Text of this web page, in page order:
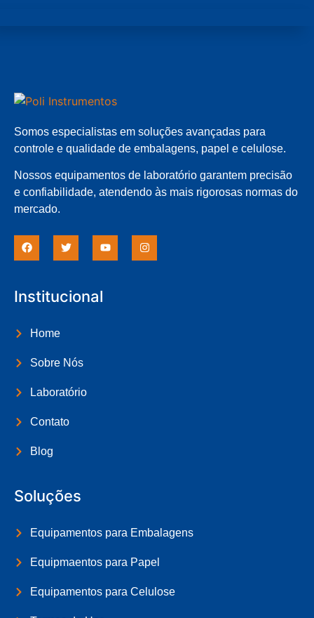
Somos especialistas em soluções avançadas para
controle e qualidade de embalagens, papel e celulose.
Nossos equipamentos de laboratório garantem precisão
e confiabilidade, atendendo às mais rigorosas normas do
mercado.
Institucional
Home
Sobre Nós
Laboratório
Contato
Blog
Soluções
Equipamentos para Embalagens
Equipmaentos para Papel
Equipamentos para Celulose